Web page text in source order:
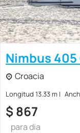
Nimbus
Croacia
Longitud 13.33 m
$ 867
para dia